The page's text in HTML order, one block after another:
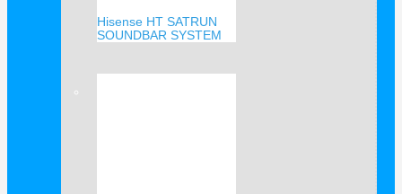
Hisense HT SATRUN
SOUNDBAR SYSTEM